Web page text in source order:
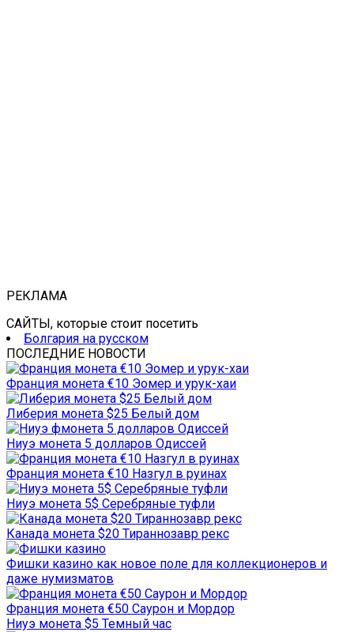
РЕКЛАМА
САЙТЫ, которые стоит посетить
Болгария на русском
ПОСЛЕДНИЕ НОВОСТИ
Франция монета €10 Эомер и урук-хаи
Либерия монета $25 Белый дом
Ниуэ монета 5 долларов Одиссей
Франция монета €10 Назгул в руинах
Ниуэ монета 5$ Серебряные туфли
Канада монета $20 Тираннозавр рекс
Фишки казино как новое поле для коллекционеров и
даже нумизматов
Франция монета €50 Саурон и Мордор
Ниуэ монета $5 Темный час